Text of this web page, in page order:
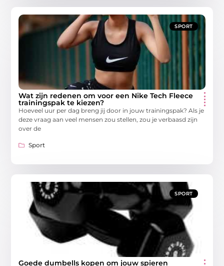
SPORT
Wat zijn redenen om voor een Nike Tech Fleece
trainingspak te kiezen?
Hoeveel uur per dag breng jij door in jouw trainingspak? Als je
deze vraag aan veel mensen zou stellen, zou je verbaasd zijn
over de
Sport
SPORT
Goede dumbells kopen om jouw spieren